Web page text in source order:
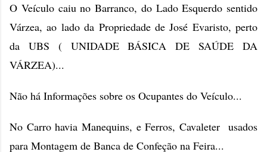
O Veículo caiu no Barranco, do Lado Esquerdo sentido
Várzea, ao lado da Propriedade de José Evaristo, perto
da UBS ( UNIDADE BÁSICA DE SAÚDE DA
VÁRZEA)...
Não há Informações sobre os Ocupantes do Veículo...
No Carro havia Manequins, e Ferros, Cavaleter usados
para Montagem de Banca de Confeção na Feira...